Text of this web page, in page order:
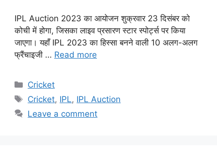
IPL Auction 2023 का आयोजन शुक्रवार 23 दिसंबर को
कोची में होगा, जिसका लाइव प्रसारण स्टार स्पोर्ट्स पर किया
जाएगा। यहाँ IPL 2023 का हिस्सा बनने वाली 10 अलग-अलग
फ्रैंचाइजी … Read more
Categories
Cricket
Tags
Cricket, IPL, IPL Auction
Leave a comment